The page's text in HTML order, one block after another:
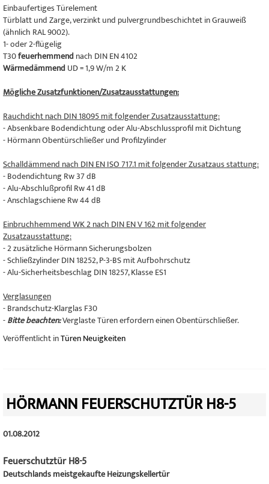
Einbaufertiges Türelement
Türblatt und Zarge, verzinkt und pulvergrundbeschichtet in Grauweiß
(ähnlich RAL 9002).
1- oder 2-flügelig
T30feuerhemmend nach DIN EN 4102
Wärmedämmend UD = 1,9 W/m 2 K
Mögliche Zusatzfunktionen/Zusatzausstattungen:
Rauchdicht nach DIN 18095 mit folgender Zusatzausstattung:
- Absenkbare Bodendichtung oder Alu-Abschlussprofil mit Dichtung
- Hörmann Obentürschließer und Profilzylinder
Schalldämmend nach DIN EN ISO 717.1 mit folgender Zusatzaus stattung:
- Bodendichtung Rw 37 dB
- Alu-Abschlußprofil Rw 41 dB
- Anschlagschiene Rw 44 dB
Einbruchhemmend WK 2 nach DIN EN V 162 mit folgender
Zusatzausstattung:
- 2 zusätzliche Hörmann Sicherungsbolzen
- Schließzylinder DIN 18252, P-3-BS mit Aufbohrschutz
- Alu-Sicherheitsbeschlag DIN 18257, Klasse ES1
Verglasungen
- Brandschutz-Klarglas F30
-Bitte beachten:Verglaste Türen erfordern einen Obentürschließer.
Veröffentlicht inTüren Neuigkeiten
HÖRMANN FEUERSCHUTZTÜR H8-5
01.08.2012
Feuerschutztür H8-5
Deutschlands meistgekaufte Heizungskellertür